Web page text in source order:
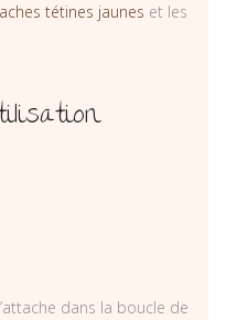
tétines jaunes et les
dans la boucle de